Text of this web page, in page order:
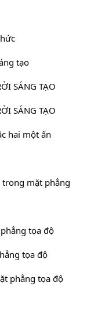
tạo
SÁNG TẠO
SÁNG TẠO
hai một ấn
trong mặt phẳng
tọa độ
tọa độ
phẳng tọa độ